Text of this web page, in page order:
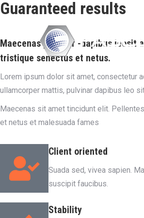
Guaranteed results
Maecenas pulvinar -dapibus
tristique senectus et netus.
Lorem ipsum dolor sit amet, consectetur
ullamcorper mattis, pulvinar dapibus leo
Maecenas sit amet tincidunt elit.
et netus et malesuada fames
Client oriented
Suada sed, vivea sapien.
suscipit faucibus.
Stability